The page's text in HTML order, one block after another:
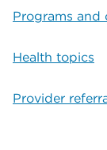
Programs and
Health topics
Provider